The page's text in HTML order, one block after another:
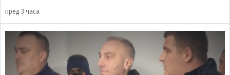
пред 3 часа